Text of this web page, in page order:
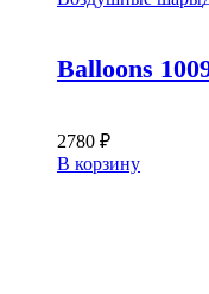
Balloons
2780 ₽
В корзину